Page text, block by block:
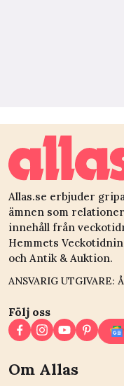
Allas.se erbjuder
ämnen som
innehåll från
Hemmets
och Antik & Auktion.
ANSVARIG UTGIVARE:
Följ oss
Om Allas